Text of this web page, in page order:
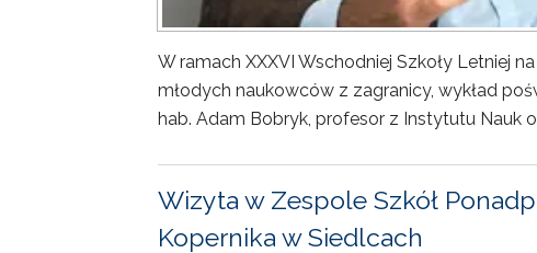
W ramach XXXVI Wschodniej Szkoły Letniej
młodych naukowców z zagranicy, wykład
hab. Adam Bobryk, profesor z Instytutu Nauk
Wizyta w Zespole Szkół
Kopernika w Siedlcach